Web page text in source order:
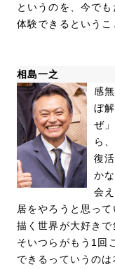
というのを、今で
体験できるというこ
相島一之
感
ぼ
ぜ
ら
復
か
会
居をやろうと思っ
描く世界が大好きで
そいつらがもう1回
できるっていうの